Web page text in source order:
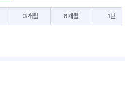
3개월 6개월 1년